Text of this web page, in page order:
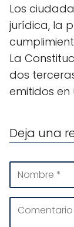
Los
jurídica, la
La
dos
emitidos en
Deja una